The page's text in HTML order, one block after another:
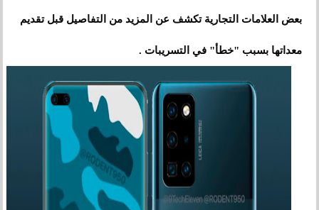
بعض العلامات التجارية تكشف عن المزيد من التفاصيل قبل تقديم
معداتها بسبب "خطأ" في التسريبات .